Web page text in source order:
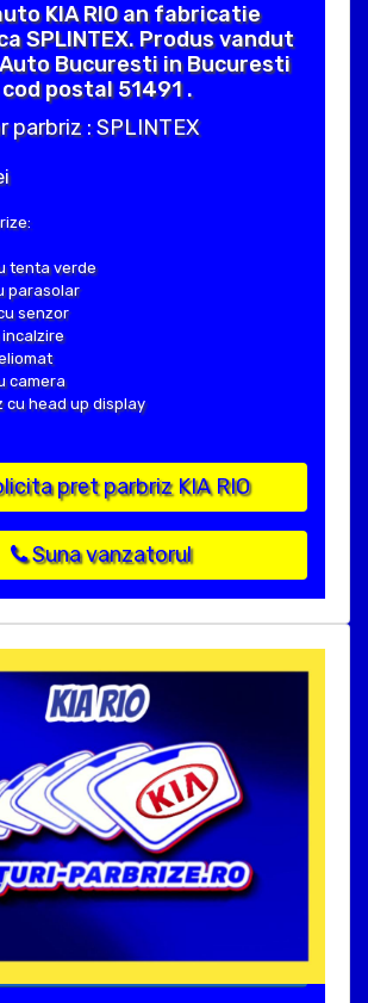
KIA RIO an fabricatie
SPLINTEX. Produs vandut
Bucuresti in Bucuresti
cod postal 51491 .
parbriz : SPLINTEX
tenta verde
parasolar
senzor
camera
cu head up display
pret parbriz KIA RIO
Suna vanzatorul